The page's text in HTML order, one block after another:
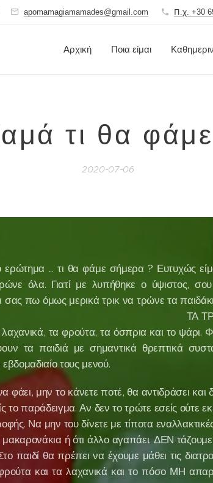
apomamagiamamades@gmail.com Π.χ. +30
Αρχική Ποια είμαι
τι θα
2020-07-06
ερώτημα ... τι θα φάμε σήμερα ? Ευτυχώς
όλα. Γιατί με λυπήθηκε ο ύψιστος, σου
σας πω όμως μερικά τρικ να τρώνε τα
που δεν
λαχανικά, τα φρούτα, τα όσπρια και το ψάρι.
τα παιδιά με σημαντικά θρεπτικά
τους μενού.
φάει, μην το κάνετε ποτέ, θα αντιδράσει και
το παράδειγμα. Αν δεν το τρώτε εσείς ούτε
Να μην του δίνετε με τίποτα
μακαρονάκια ή ότι άλλο αγαπάει. ΔΕΝ
παιδί θα πρέπει να έχουμε μάθει τις
και τα λαχανικά και το πόσο ΜΗ